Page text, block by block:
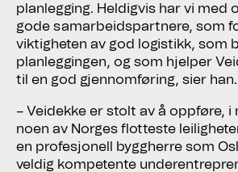
planlegging. Heldigvis har vi med
gode samarbeidspartnere, som
viktigheten av god logistikk, som
planleggingen, og som hjelper
til en god gjennomføring, sier han.
– Veidekke er stolt av å oppføre, i
noen av Norges flotteste
en profesjonell byggherre som
veldig kompetente